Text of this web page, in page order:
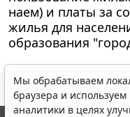
наем) и платы за
жилья для
образования
Мы обрабатываем
браузера и
аналитики в целях